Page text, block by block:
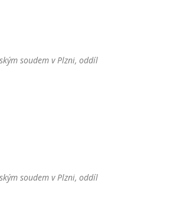
soudem v Plzni, oddíl
soudem v Plzni, oddíl